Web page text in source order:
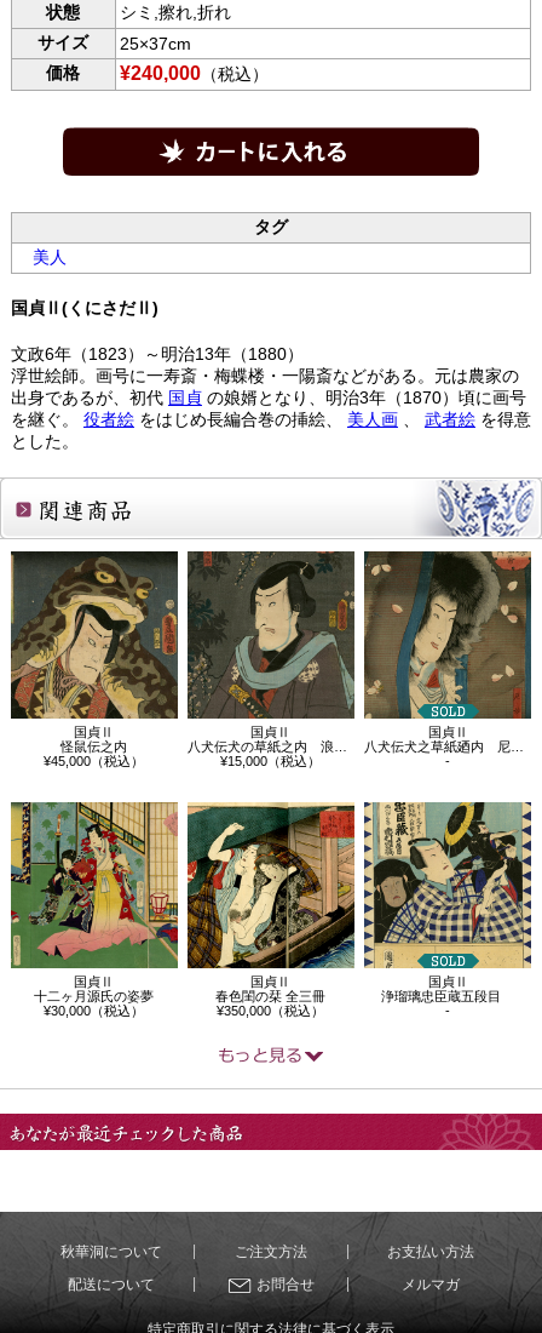
状態
シミ,擦れ,折れ
サイズ
25×37cm
価格
¥240,000（税込）
タグ
美人
国貞Ⅱ(くにさだⅡ)
文政6年（1823）～明治13年（1880）
浮世絵師。画号に一寿斎・梅蝶楼・一陽斎などがある。元は農家の
出身であるが、初代 国貞の娘婿となり、明治3年（1870）頃に画号
を継ぐ。 役者絵をはじめ長編合巻の挿絵、 美人画、 武者絵を得意
とした。
関連商品
国貞Ⅱ
怪鼠伝之内
¥45,000（税込）
国貞Ⅱ
八犬伝犬の草紙之内 浪士左母二郎
¥15,000（税込）
国貞Ⅱ
八犬伝犬之草紙廼内 尼妙椿
-
国貞Ⅱ
十二ヶ月源氏の姿夢
¥30,000（税込）
国貞Ⅱ
春色閨の栞 全三冊
¥350,000（税込）
国貞Ⅱ
浄瑠璃忠臣蔵五段目
-
秋華洞について ご注文方法
お支払い方法
配送について
お問合せ メルマガ